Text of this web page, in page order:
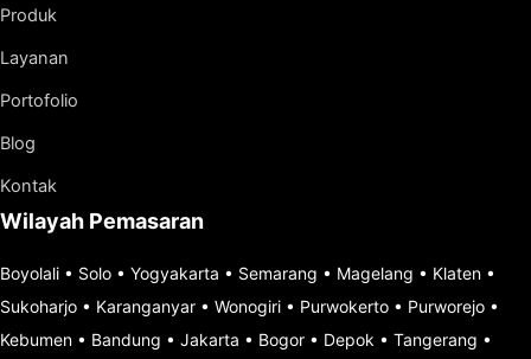
Produk
Layanan
Portofolio
Blog
Kontak
Wilayah Pemasaran
Boyolali • Solo • Yogyakarta • Semarang • Magelang • Klaten •
Sukoharjo • Karanganyar • Wonogiri • Purwokerto • Purworejo •
Kebumen • Bandung • Jakarta • Bogor • Depok • Tangerang •